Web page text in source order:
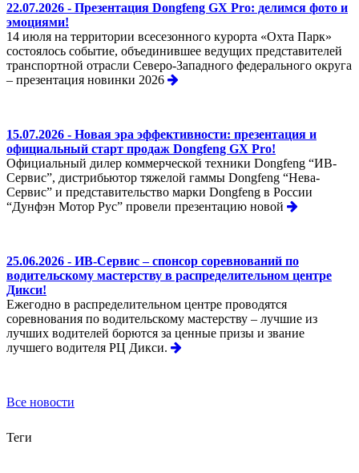
22.07.2026 - Презентация Dongfeng GX Pro: делимся фото и
эмоциями!
14 июля на территории всесезонного курорта «Охта Парк»
состоялось событие, объединившее ведущих представителей
транспортной отрасли Северо-Западного федерального округа
– презентация новинки 2026
15.07.2026 - Новая эра эффективности: презентация и
официальный старт продаж Dongfeng GX Pro!
Официальный дилер коммерческой техники Dongfeng “ИВ-
Сервис”, дистрибьютор тяжелой гаммы Dongfeng “Нева-
Сервис” и представительство марки Dongfeng в России
“Дунфэн Мотор Рус” провели презентацию новой
25.06.2026 - ИВ-Сервис – спонсор соревнований по
водительскому мастерству в распределительном центре
Дикси!
Ежегодно в распределительном центре проводятся
соревнования по водительскому мастерству – лучшие из
лучших водителей борются за ценные призы и звание
лучшего водителя РЦ Дикси.
Все новости
Теги